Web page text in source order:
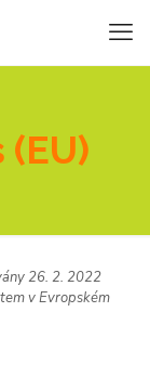
26. 2. 2022
v Evropském